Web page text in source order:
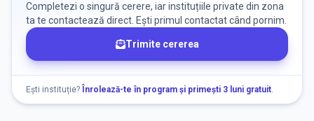
TIP INSTITUȚIE
After School
ORAȘ / ZONĂ Găsește lângă mine
Completezi o singură cerere, iar instituțiile private din zona
ta te contactează direct. Ești primul contactat când pornim.
Trimite cererea
Ești instituție? Înrolează-te în program și primești 3 luni gratuit.